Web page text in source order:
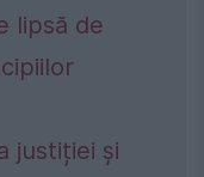
lipsă de
justiției și